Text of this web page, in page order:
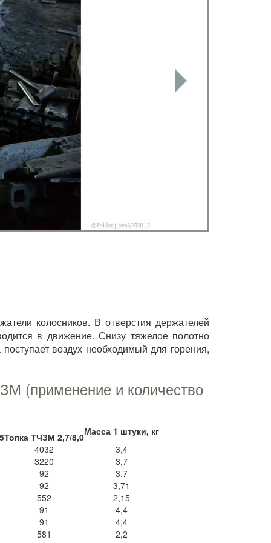
колосников. В отверстия держателей
в движение. Снизу тяжелое полотно
воздух необходимый для горения,
(применение и количество
Масса 1 штуки, кг
Топка ТЧЗМ 2,7/8,0
4032
3,4
3220
3,7
92
3,7
92
3,71
552
2,15
91
4,4
91
4,4
581
2,2